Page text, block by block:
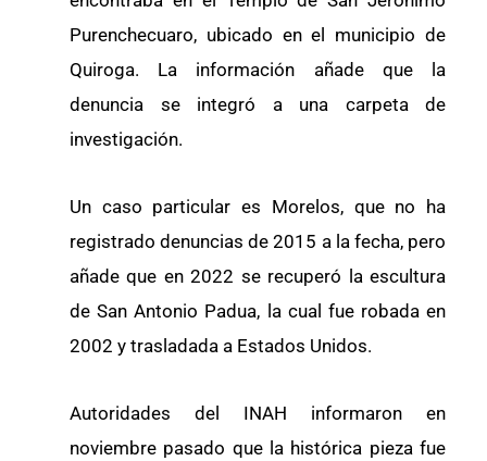
Purenchecuaro, ubicado en el municipio de
Quiroga. La información añade que la
denuncia se integró a una carpeta de
investigación.
Un caso particular es Morelos, que no ha
registrado denuncias de 2015 a la fecha, pero
añade que en 2022 se recuperó la escultura
de San Antonio Padua, la cual fue robada en
2002 y trasladada a Estados Unidos.
Autoridades del INAH informaron en
noviembre pasado que la histórica pieza fue